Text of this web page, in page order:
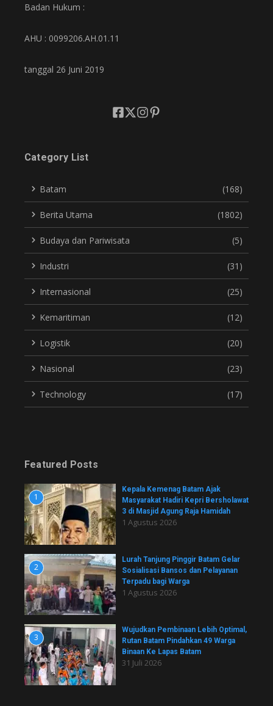
Badan Hukum :
AHU : 0099206.AH.01.11
tanggal 26 Juni 2019
Category List
Batam (168)
Berita Utama (1802)
Budaya dan Pariwisata (5)
Industri (31)
Internasional (25)
Kemaritiman (12)
Logistik (20)
Nasional (23)
Technology (17)
Featured Posts
1
Kepala Kemenag Batam Ajak
Masyarakat Hadiri Kepri Bersholawat
3 di Masjid Agung Raja Hamidah
1 Agustus 2026
2
Lurah Tanjung Pinggir Batam Gelar
Sosialisasi Bansos dan Pelayanan
Terpadu bagi Warga
1 Agustus 2026
3
Wujudkan Pembinaan Lebih Optimal,
Rutan Batam Pindahkan 49 Warga
Binaan Ke Lapas Batam
31 Juli 2026